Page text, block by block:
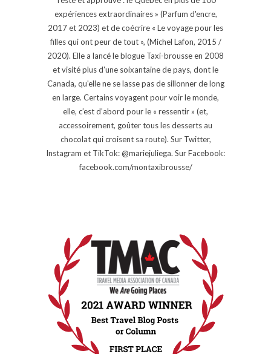
expériences extraordinaires » (Parfum d'encre,
2017 et 2023) et de coécrire « Le voyage pour les
filles qui ont peur de tout », (Michel Lafon, 2015 /
2020). Elle a lancé le blogue Taxi-brousse en 2008
et visité plus d'une soixantaine de pays, dont le
Canada, qu'elle ne se lasse pas de sillonner de long
en large. Certains voyagent pour voir le monde,
elle, c’est d’abord pour le « ressentir » (et,
accessoirement, goûter tous les desserts au
chocolat qui croisent sa route). Sur Twitter,
Instagram et TikTok: @mariejuliega. Sur Facebook:
facebook.com/montaxibrousse/